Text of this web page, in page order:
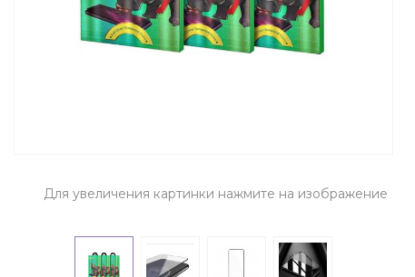
Для увеличения картинки нажмите на изображение